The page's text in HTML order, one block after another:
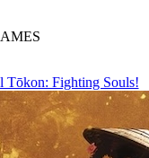
Tōkon: Fighting Souls!